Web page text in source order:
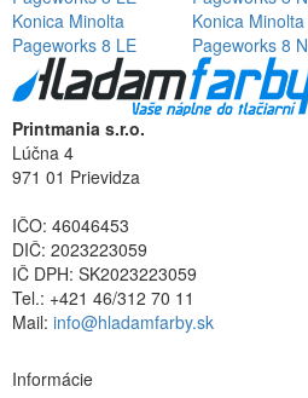
Konica Minolta
Pageworks 8 LE
Konica Minolta
Pageworks 8 N
Printmania s.r.o.
Lúčna 4
971 01 Prievidza
IČO: 46046453
DIČ: 2023223059
IČ DPH: SK2023223059
Tel.: +421 46/312 70 11
Mail: info@hladamfarby.sk
Informácie